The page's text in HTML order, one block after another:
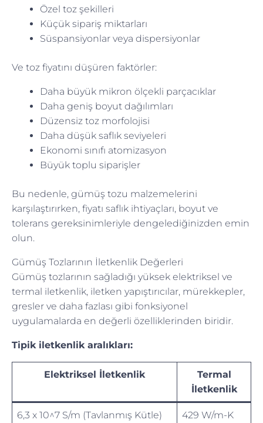
Özel toz şekilleri
Küçük sipariş miktarları
Süspansiyonlar veya dispersiyonlar
Ve toz fiyatını düşüren faktörler:
Daha büyük mikron ölçekli parçacıklar
Daha geniş boyut dağılımları
Düzensiz toz morfolojisi
Daha düşük saflık seviyeleri
Ekonomi sınıfı atomizasyon
Büyük toplu siparişler
Bu nedenle, gümüş tozu malzemelerini
karşılaştırırken, fiyatı saflık ihtiyaçları, boyut ve
tolerans gereksinimleriyle dengelediğinizden emin
olun.
Gümüş Tozlarının İletkenlik Değerleri
Gümüş tozlarının sağladığı yüksek elektriksel ve
termal iletkenlik, iletken yapıştırıcılar, mürekkepler,
gresler ve daha fazlası gibi fonksiyonel
uygulamalarda en değerli özelliklerinden biridir.
Tipik iletkenlik aralıkları:
Elektriksel İletkenlik
Termal
İletkenlik
6,3 x 10^7 S/m (Tavlanmış Kütle) 429 W/m-K